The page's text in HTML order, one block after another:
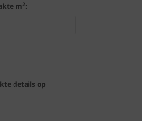
m2:
details op